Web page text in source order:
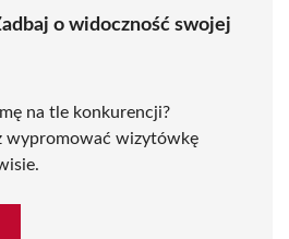
o widoczność swojej
na tle konkurencji?
wypromować wizytówkę